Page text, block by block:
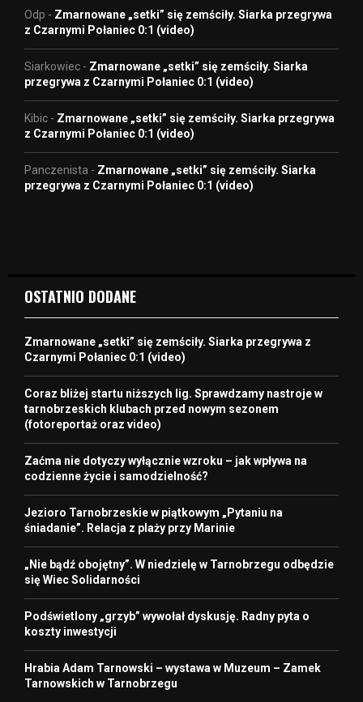
Odp - Zmarnowane „setki” się zemściły. Siarka przegrywa
z Czarnymi Połaniec 0:1 (video)
Siarkowiec - Zmarnowane „setki” się zemściły. Siarka
przegrywa z Czarnymi Połaniec 0:1 (video)
Kibic - Zmarnowane „setki” się zemściły. Siarka przegrywa
z Czarnymi Połaniec 0:1 (video)
Panczenista - Zmarnowane „setki” się zemściły. Siarka
przegrywa z Czarnymi Połaniec 0:1 (video)
OSTATNIO DODANE
Zmarnowane „setki” się zemściły. Siarka przegrywa z
Czarnymi Połaniec 0:1 (video)
Coraz bliżej startu niższych lig. Sprawdzamy nastroje w
tarnobrzeskich klubach przed nowym sezonem
(fotoreportaż oraz video)
Zaćma nie dotyczy wyłącznie wzroku – jak wpływa na
codzienne życie i samodzielność?
Jezioro Tarnobrzeskie w piątkowym „Pytaniu na
śniadanie”. Relacja z plaży przy Marinie
„Nie bądź obojętny”. W niedzielę w Tarnobrzegu odbędzie
się Wiec Solidarności
Podświetlony „grzyb” wywołał dyskusję. Radny pyta o
koszty inwestycji
Hrabia Adam Tarnowski – wystawa w Muzeum – Zamek
Tarnowskich w Tarnobrzegu